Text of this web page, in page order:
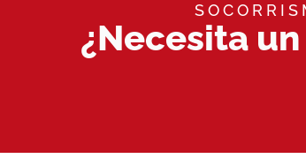
¿Necesita